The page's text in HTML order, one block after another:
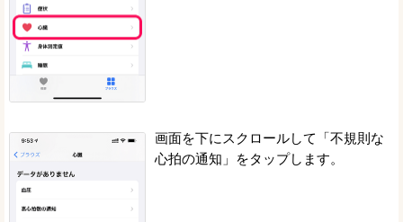
画面を下にスクロールして「不規則な
心拍の通知」をタップします。